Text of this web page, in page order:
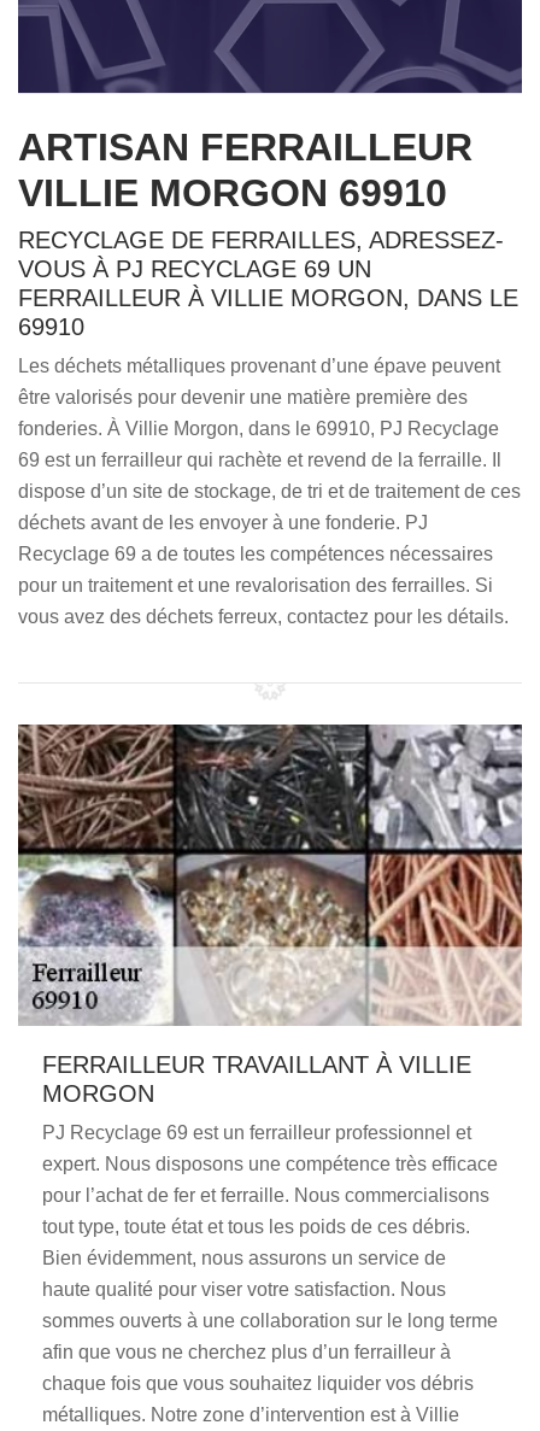
ARTISAN FERRAILLEUR
VILLIE MORGON 69910
RECYCLAGE DE FERRAILLES, ADRESSEZ-
VOUS À PJ RECYCLAGE 69 UN
FERRAILLEUR À VILLIE MORGON, DANS LE
69910
Les déchets métalliques provenant d’une épave peuvent
être valorisés pour devenir une matière première des
fonderies. À Villie Morgon, dans le 69910, PJ Recyclage
69 est un ferrailleur qui rachète et revend de la ferraille. Il
dispose d’un site de stockage, de tri et de traitement de ces
déchets avant de les envoyer à une fonderie. PJ
Recyclage 69 a de toutes les compétences nécessaires
pour un traitement et une revalorisation des ferrailles. Si
vous avez des déchets ferreux, contactez pour les détails.
FERRAILLEUR TRAVAILLANT À VILLIE
MORGON
PJ Recyclage 69 est un ferrailleur professionnel et
expert. Nous disposons une compétence très efficace
pour l’achat de fer et ferraille. Nous commercialisons
tout type, toute état et tous les poids de ces débris.
Bien évidemment, nous assurons un service de
haute qualité pour viser votre satisfaction. Nous
sommes ouverts à une collaboration sur le long terme
afin que vous ne cherchez plus d’un ferrailleur à
chaque fois que vous souhaitez liquider vos débris
métalliques. Notre zone d’intervention est à Villie